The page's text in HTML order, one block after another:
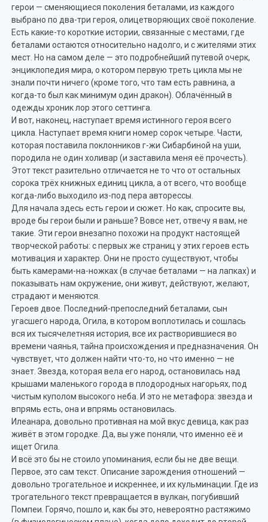
герои — сменяющиеся поколения беталами, из каждого
выбрано по два-три героя, олицетворяющих своё поколение.
Есть какие-то короткие истории, связанные с местами, где
беталами остаются относительно надолго, и с жителями этих
мест. Но на самом деле — это подробнейший путевой очерк,
энциклопедия мира, о котором первую треть цикла мы не
знали почти ничего (кроме того, что там есть равнина, а
когда-то был как минимум один дракон). Облачённый в
одежды хроник лор этого сеттинга.
И вот, наконец, наступает время истинного героя всего
цикла. Наступает время книги номер сорок четыре. Части,
которая поставила поклонников г-жи Сибарбиной на уши,
породила не один холивар (и заставила меня её прочесть).
Этот текст разительно отличается не то что от остальных
сорока трёх книжных единиц цикла, а от всего, что вообще
когда-либо выходило из-под пера авторессы.
Для начала здесь есть герои и сюжет. Но как, спросите вы,
вроде бы герои были и раньше? Вовсе нет, отвечу я вам, не
такие. Эти герои внезапно похожи на продукт настоящей
творческой работы: с первых же страниц у этих героев есть
мотивация и характер. Они не просто существуют, чтобы
быть камерами-на-ножках (в случае беталами — на лапках) и
показывать нам окружение, они живут, действуют, желают,
страдают и меняются.
Героев двое. Последний-препоследний беталами, сын
угасшего народа, Огила, в котором воплотилась и сошлась
вся их тысячелетняя история, все их растворившиеся во
времени чаянья, тайна происхождения и предназначения. Он
чувствует, что должен найти что-то, но что именно — не
знает. Звезда, которая вела его народ, остановилась над
крышами маленького города в плодородных нагорьях, под
чистым куполом высокого неба. И это не метафора: звезда и
впрямь есть, она и впрямь остановилась.
Илеанара, довольно противная на мой вкус девица, как раз
живёт в этом городке. Да, вы уже поняли, что именно её и
ищет Огила.
И всё это бы не стоило упоминания, если бы не две вещи.
Первое, это сам текст. Описание зарождения отношений —
довольно трогательное и искреннее, и их кульминации. Где из
трогательного текст превращается в вулкан, погубивший
Помпеи. Горячо, пошло и, как бы это, невероятно растяжимо